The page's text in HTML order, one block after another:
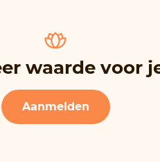
waarde voor
Aanmelden